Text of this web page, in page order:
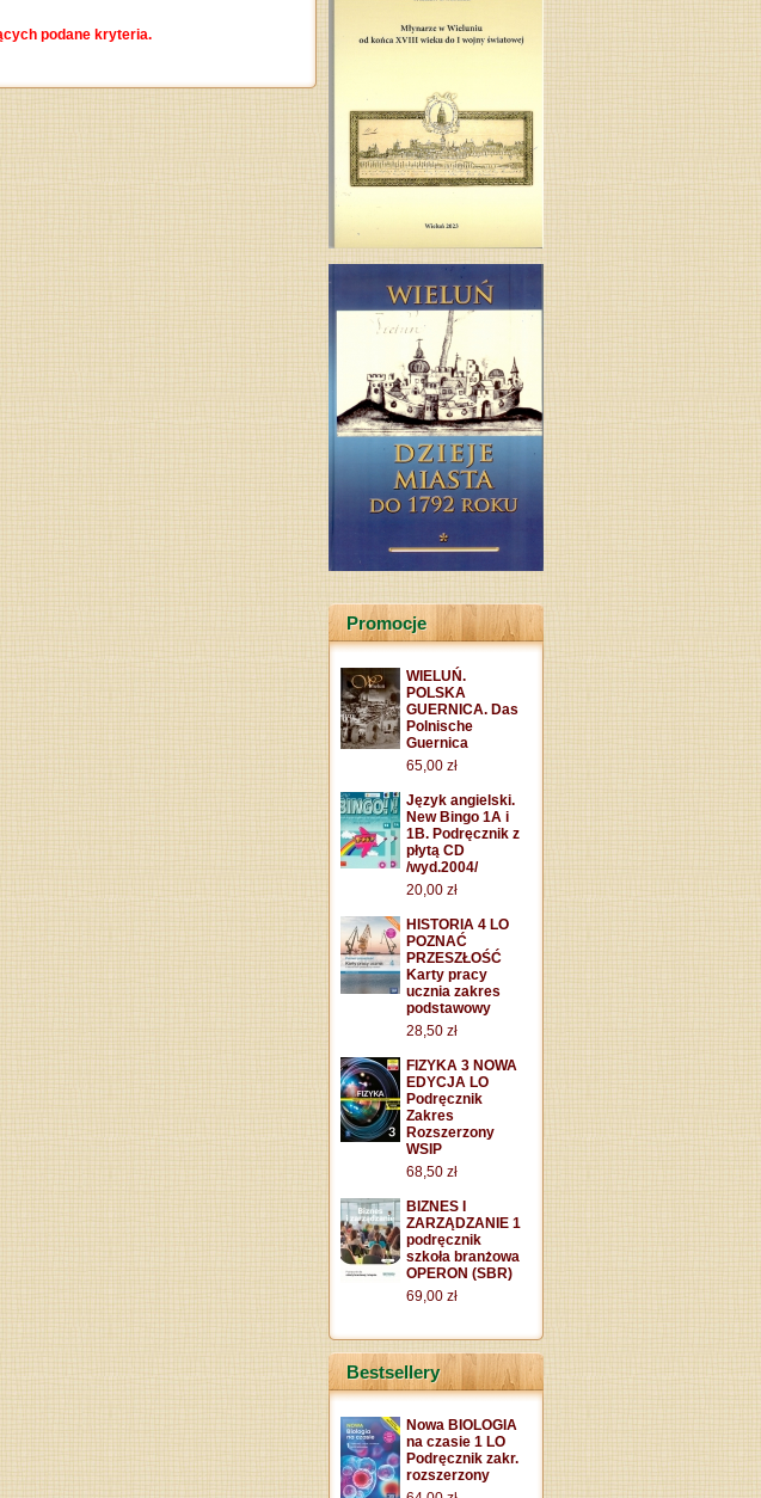
podane kryteria.
Promocje
WIELUŃ.
POLSKA
GUERNICA. Das
Polnische
Guernica
65,00 zł
Język angielski.
New Bingo 1A i
1B. Podręcznik z
płytą CD
/wyd.2004/
20,00 zł
HISTORIA 4 LO
POZNAĆ
PRZESZŁOŚĆ
Karty pracy
ucznia zakres
podstawowy
28,50 zł
FIZYKA 3 NOWA
EDYCJA LO
Podręcznik
Zakres
Rozszerzony
WSIP
68,50 zł
BIZNES I
ZARZĄDZANIE 1
podręcznik
szkoła branżowa
OPERON (SBR)
69,00 zł
Bestsellery
Nowa BIOLOGIA
na czasie 1 LO
Podręcznik zakr.
rozszerzony